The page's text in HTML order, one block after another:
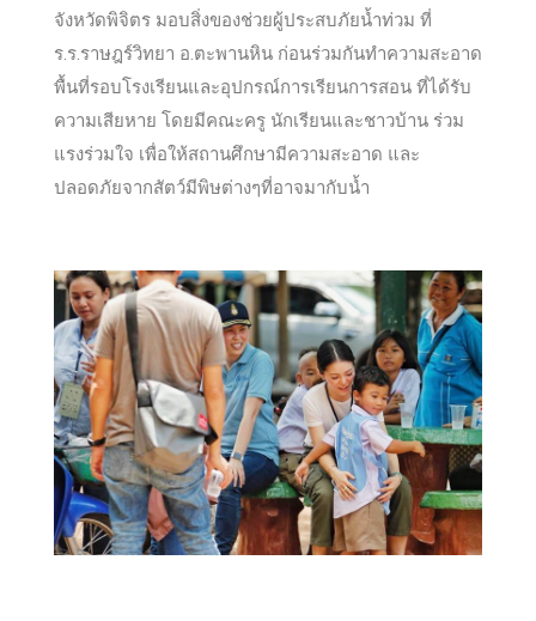
จังหวัดพิจิตร มอบสิ่งของช่วยผู้ประสบภัยน้ำท่วม ที่
ร.ร.ราษฎร์วิทยา อ.ตะพานหิน ก่อนร่วมกันทำความสะอาด
พื้นที่รอบโรงเรียนและอุปกรณ์การเรียนการสอน ที่ได้รับ
ความเสียหาย โดยมีคณะครู นักเรียนและชาวบ้าน ร่วม
แรงร่วมใจ เพื่อให้สถานศึกษามีความสะอาด และ
ปลอดภัยจากสัตว์มีพิษต่างๆที่อาจมากับน้ำ